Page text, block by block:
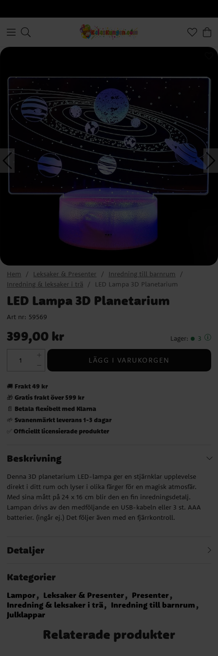
Hem Leksaker & Presenter
Inredning till barnrum
Inredning & leksaker i trä
LED Lampa 3D Planetarium
LED Lampa 3D Planetarium
Art nr: 59569
Pris:399,00 kr
399,00 kr Lager: 3
LÄGG I VARUKORGEN
🚚 Frakt 49 kr
🎁 Gratis frakt över 599 kr
📄 Betala flexibelt med Klarna
🌱 Svanenmärkt leverans 1-3 dagar
✅ Officiellt licensierade produkter
Beskrivning
Denna 3D planetarium LED-lampa ger en stjärnklar upplevelse
direkt i ditt rum och lyser i olika färger för en magisk atmosfär.
Med sina mått på 24 x 16 cm blir den en fin inredningsdetalj.
Lampan drivs av den medföljande en USB-kabeln eller 3 st. AAA
batterier. (ingår ej.) Det följer även med en fjärrkontroll.
Detaljer
Kategorier
Lampor Leksaker & Presenter
Presenter
Inredning & leksaker i trä
Inredning till barnrum
Julklappar
Relaterade produkter